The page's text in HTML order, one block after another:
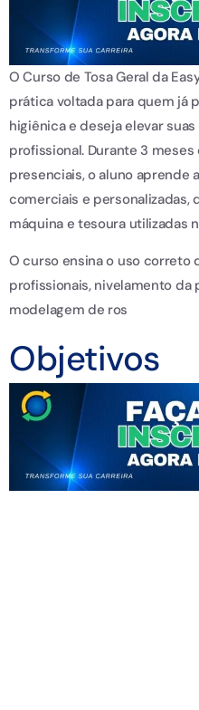
O Curso de Tosa Geral da
prática voltada para quem já
higiênica e deseja elevar
profissional. Durante 3 meses
presenciais, o aluno aprende
comerciais e personalizadas,
máquina e tesoura utilizadas
O curso ensina o uso correto
profissionais, nivelamento da
modelagem de ros
Objetivos